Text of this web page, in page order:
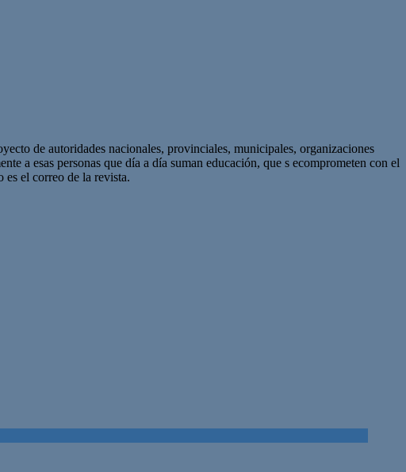
de autoridades nacionales, provinciales, municipales, organizaciones
a esas personas que día a día suman educación, que s ecomprometen con el
el correo de la revista.